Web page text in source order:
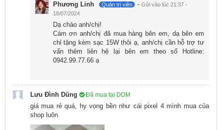
Về hiệu năng mượt mà:
Về hiệu năng, Google Pixel 7a 128GB cũ 99 chạy hệ
Google, mang đến một trải nghiệm quen thuộc. Một
thông tin hữu ích là Google Pixel 7a cũ giá rẻ được hỗ
trợ cập nhật phần mềm trong suốt 5 năm, đảm bảo
người dùng sẽ có những bản vá lỗi và tính năng mới
Phương Linh Quản trị viên - Gửi vào lúc 21:37 -
18/07/2024
Dạ chào anh/chị!
Cám ơn anh/chị đã mua hàng bên em, dạ bên em
chỉ tặng kèm sạc 15W thôi ạ, anh/chị cần hỗ trợ tư
vấn thêm liên hệ lại bên em theo số Hotline:
0942.99.77.66 ạ
Lưu Đình Dũng Đã mua tại DDM
giá mua rẻ quá, hy vọng bền như cái pixel 4 mình mua của
shop luôn